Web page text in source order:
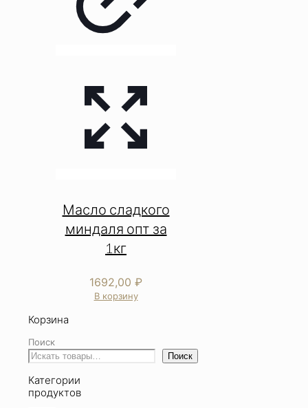
Масло сладкого
миндаля опт за
1кг
1692,00₽
В корзину
Корзина
Поиск
Поиск
Категории
продуктов